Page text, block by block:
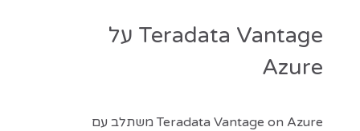
Teradata Vantage על
Azure
Teradata Vantage on Azure משתלב עם